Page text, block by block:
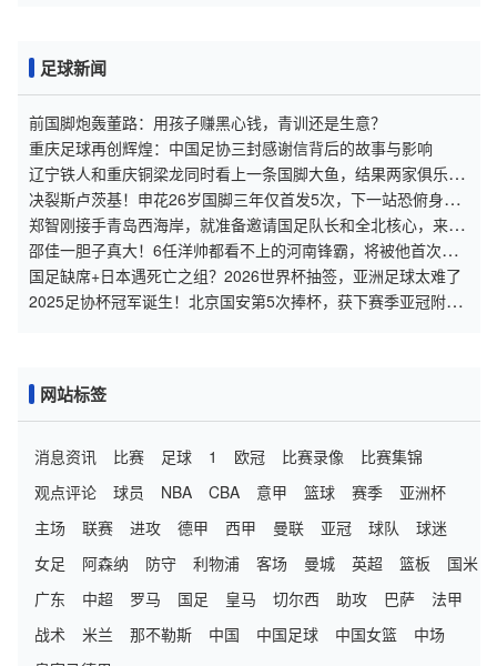
足球新闻
前国脚炮轰董路：用孩子赚黑心钱，青训还是生意？
重庆足球再创辉煌：中国足协三封感谢信背后的故事与影响
辽宁铁人和重庆铜梁龙同时看上一条国脚大鱼，结果两家俱乐部
都没有得手，被云南玉昆捡漏引进
决裂斯卢茨基！申花26岁国脚三年仅首发5次，下一站恐俯身中
甲！
郑智刚接手青岛西海岸，就准备邀请国足队长和全北核心，来挑
大梁
邵佳一胆子真大！6任洋帅都看不上的河南锋霸，将被他首次招
进国足
国足缺席+日本遇死亡之组？2026世界杯抽签，亚洲足球太难了
2025足协杯冠军诞生！北京国安第5次捧杯，获下赛季亚冠附加
网站标签
消息资讯 比赛 足球 1 欧冠 比赛录像
比赛集锦
观点评论
球员 NBA CBA 意甲 篮球 赛季
亚洲杯
主场
联赛 进攻 德甲 西甲 曼联 亚冠 球队
球迷
女足
阿森纳 防守 利物浦 客场 曼城 英超 篮板
国米
广东
中超 罗马 国足 皇马 切尔西 助攻 巴萨
法甲
战术
米兰 那不勒斯 中国 中国足球 中国女篮
中场